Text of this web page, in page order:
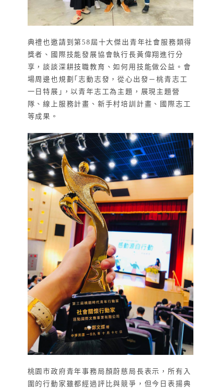
典禮也邀請到第58屆十大傑出青年社會服務類得
獎者、國際技能發展協會執行長黃偉翔進行分
享，談談深耕技職教育、如何用技能做公益。會
場周邊也規劃｢志動志發，從心出發－桃青志工
一日特展｣，以青年志工為主題，展現主題營
隊、線上服務計畫、新手村培訓計畫、國際志工
等成果。
桃園市政府青年事務局顏蔚慈局長表示，所有入
圍的行動家雖都經過評比與競爭，但今日表揚典